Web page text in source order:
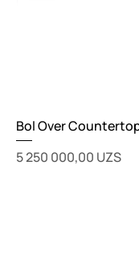
Bol Over
Цена
5 250 000,00 UZS